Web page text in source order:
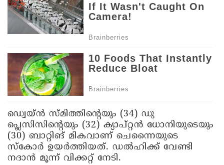
ഡ്വെയ്ൻ സ്മിത്തിന്റെയും (34) ഡു
പ്ലെസിസിന്റെയും (32) ക്യാപ്റ്റൻ ധോനിയുടെയും
(30) ബാറ്റിങ് മികവാണ് ചെന്നൈയുടെ
സ്‌കോർ ഉയർത്തിയത്. ഡൽഹിക്ക് വേണ്ടി
നദാൻ മൂന്ന് വിക്കറ്റ് നേടി.